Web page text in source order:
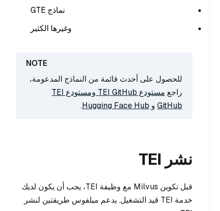
نماذج GTE
وغيرها الكثير
للحصول على أحدث قائمة من النماذج المدعومة،
راجع
مستودع TEI GitHub ومستودع TEI
GitHub و Hugging Face Hub
.
نشر TEI
قبل تكوين Milvus مع وظيفة TEI، يجب أن يكون لديك
خدمة TEI قيد التشغيل. يدعم ميلفوس طريقتين لنشر